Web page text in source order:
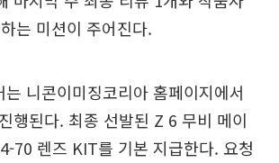
는 미션이 주어진다.
니콘이미징코리아 홈페이지에서
행된다. 최종 선발된 Z 6 무비 메이
70 렌즈 KIT를 기본 지급한다. 요청